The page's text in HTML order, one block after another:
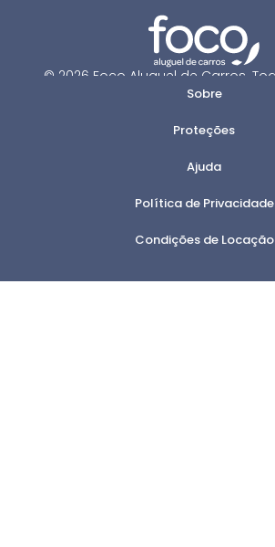
Sobre
Proteções
Ajuda
Política de Privacidade
Condições de Locação
© 2026 Foco Aluguel de Carros.
reservados.